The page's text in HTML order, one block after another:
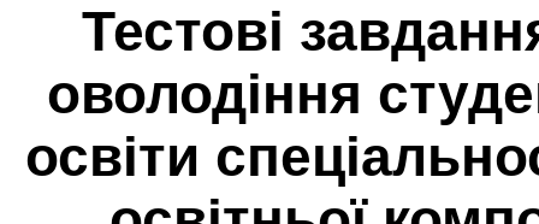
Тестові
оволодіння
освіти